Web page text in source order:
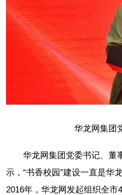
华龙网集团
华龙网集团党委书记、董
示，“书香校园”建设一直是华
2016年，华龙网发起组织全市